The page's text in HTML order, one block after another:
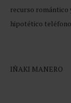
recurso romántico
hipotético
IÑAKI MANERO